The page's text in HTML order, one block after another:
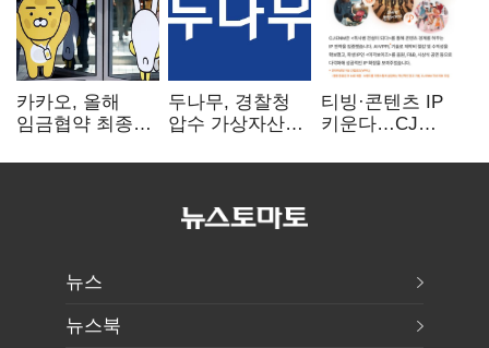
카카오, 올해
임금협약 최종
인상·격려금
두나무, 경찰청
압수 가상자산
커스터디 사업
티빙·콘텐츠 IP
키운다…CJ
글로벌 확장 가속
뉴스
뉴스북